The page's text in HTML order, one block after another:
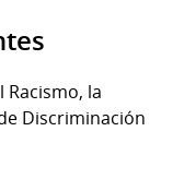
la
Discriminación